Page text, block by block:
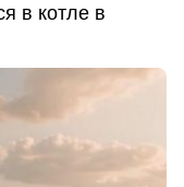
в котле в